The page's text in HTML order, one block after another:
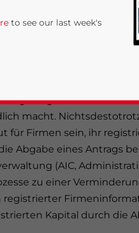
müssen. Dieses Kapital
ist das
wird oft die einzige
festgesetzt und auf
macht.
für Firmen sein, ihr
Abgabe eines Antrags
(AIC,
zu einer
registrierter
Kapital durch die
to see our last week's